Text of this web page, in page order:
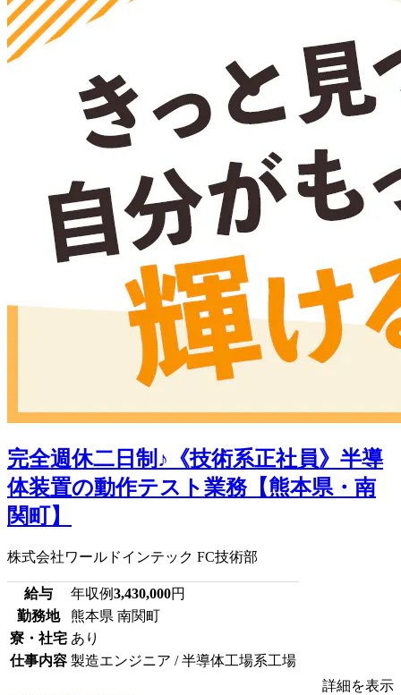
完全週休二日制♪《技術系正社員》半導
体装置の動作テスト業務【熊本県・南
関町】
株式会社ワールドインテック FC技術部
給与 年収例3,430,000円
勤務地
熊本県 南関町
寮・社宅 あり
仕事内容 製造エンジニア / 半導体工場系工場
詳細を表示